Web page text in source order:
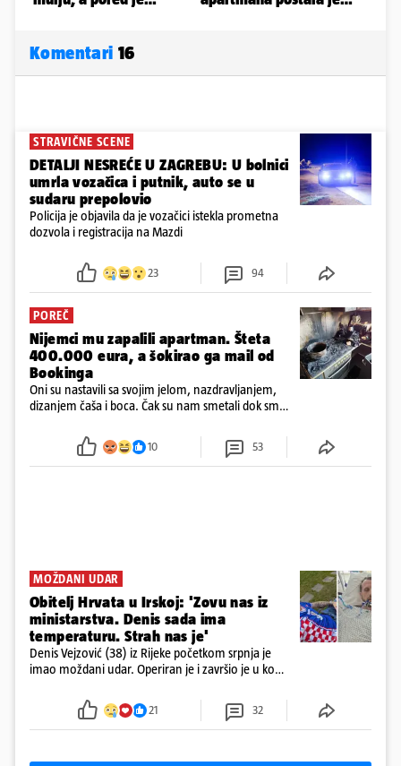
Komentari 16
STRAVIČNE SCENE
DETALJI NESREĆE U ZAGREBU: U bolnici
umrla vozačica i putnik, auto se u
sudaru prepolovio
Policija je objavila da je vozačici istekla prometna
dozvola i registracija na Mazdi
23 94
POREČ
Nijemci mu zapalili apartman. Šteta
400.000 eura, a šokirao ga mail od
Bookinga
Oni su nastavili sa svojim jelom, nazdravljanjem,
dizanjem čaša i boca. Čak su nam smetali dok smo
požar, rekao je vlasnik
10 53
MOŽDANI UDAR
Obitelj Hrvata u Irskoj: 'Zovu nas iz
ministarstva. Denis sada ima
temperaturu. Strah nas je'
Denis Vejzović (38) iz Rijeke početkom srpnja je
imao moždani udar. Operiran je i završio je u komi.
tamošnji liječnici ne vjeruju u oporavak: 'Imamo
21 32